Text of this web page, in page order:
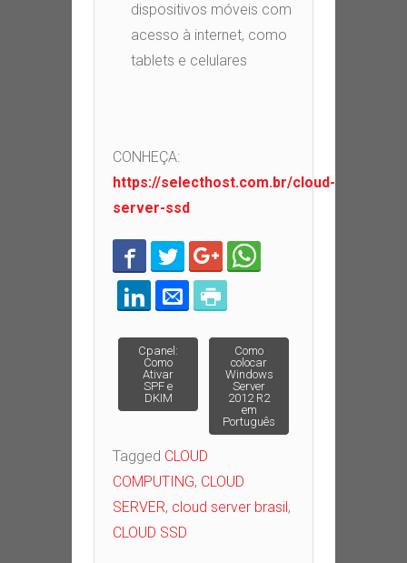
dispositivos móveis com
acesso à internet, como
tablets e celulares
CONHEÇA:
https://selecthost.com.br/cloud-
server-ssd
Post navigation
Cpanel:
Como
Ativar
SPF e
DKIM
Como
colocar
Windows
Server
2012 R2
em
Português
Tagged CLOUD
COMPUTING, CLOUD
SERVER, cloud server brasil ,
CLOUD SSD